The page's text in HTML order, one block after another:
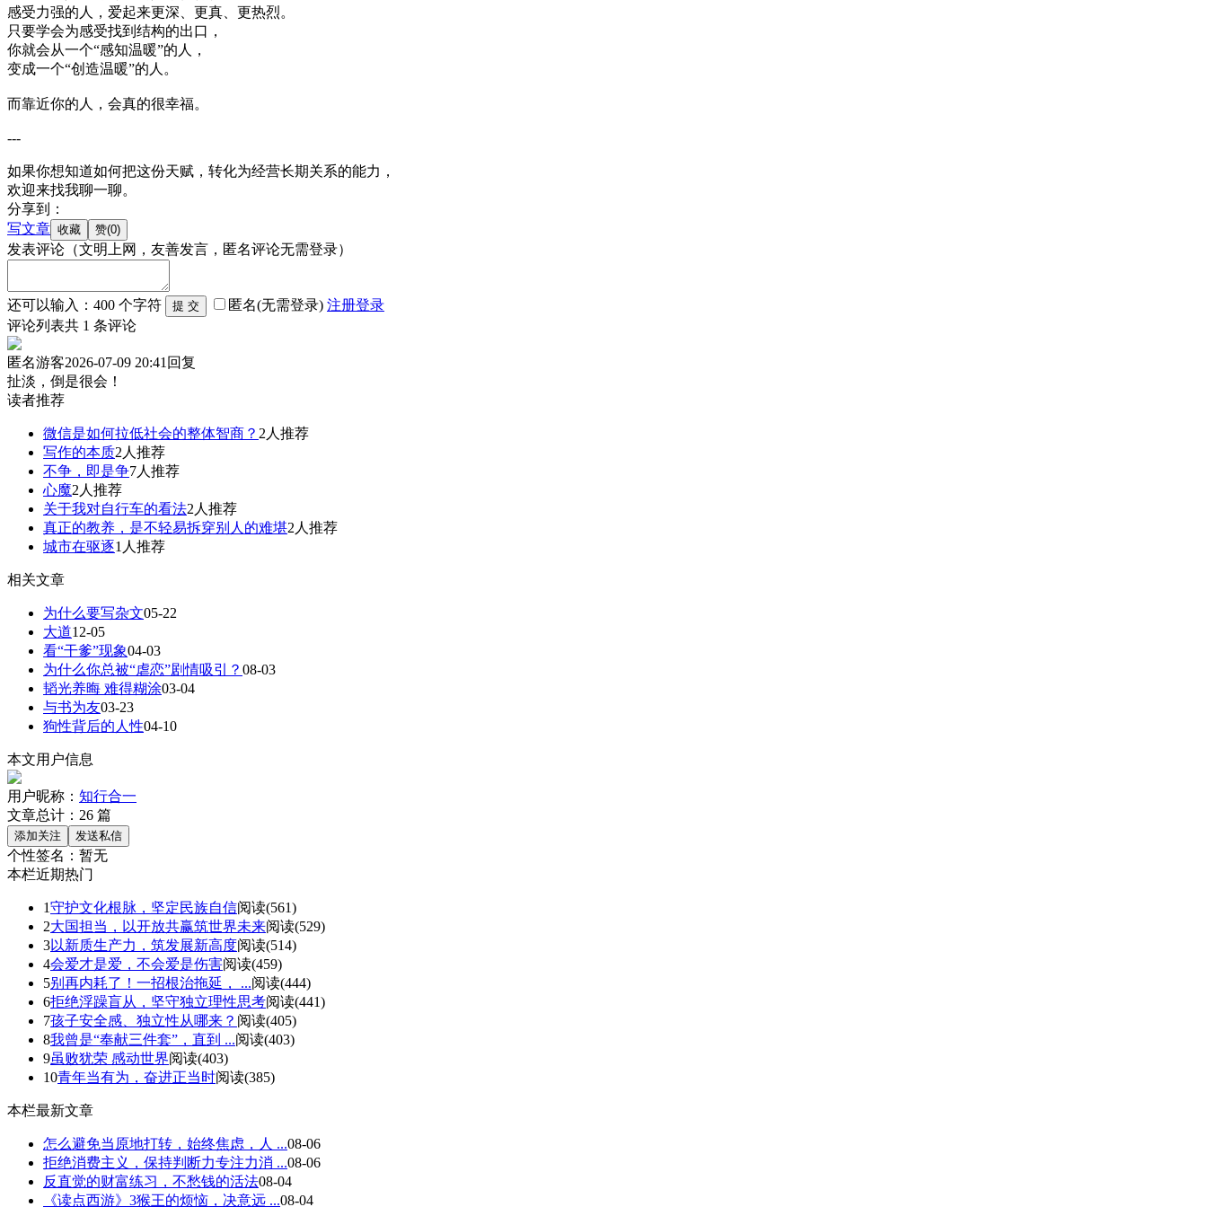
感受力强的人，爱起来更深、更真、更热烈。
只要学会为感受找到结构的出口，
你就会从一个“感知温暖”的人，
变成一个“创造温暖”的人。
而靠近你的人，会真的很幸福。
---
如果你想知道如何把这份天赋，转化为经营长期关系的能力，
欢迎来找我聊一聊。
分享到：
写文章
发表评论 （文明上网，友善发言，匿名评论无需登录）
还可以输入： 400 个字符 匿名(无需登录) 注册登录
评论列表共 1 条评论
匿名游客2026-07-09 20:41 回复
扯淡，倒是很会！
读者推荐
微信是如何拉低社会的整体智商？ 2人推荐
写作的本质2人推荐
不争，即是争7人推荐
心魔2人推荐
关于我对自行车的看法2人推荐
真正的教养，是不轻易拆穿别人的难堪2人推荐
城市在驱逐1人推荐
相关文章
为什么要写杂文05-22
大道12-05
看“干爹”现象04-03
为什么你总被“虐恋”剧情吸引？ 08-03
韬光养晦 难得糊涂03-04
与书为友03-23
狗性背后的人性04-10
本文用户信息
用户昵称： 知行合一
文章总计： 26 篇
个性签名： 暂无
本栏近期热门
1守护文化根脉，坚定民族自信阅读(561)
2大国担当，以开放共赢筑世界未来阅读(529)
3以新质生产力，筑发展新高度阅读(514)
4会爱才是爱，不会爱是伤害阅读(459)
5别再内耗了！一招根治拖延， ...阅读(444)
6拒绝浮躁盲从，坚守独立理性思考阅读(441)
7孩子安全感、独立性从哪来？ 阅读(405)
8我曾是“奉献三件套”，直到 ...阅读(403)
9虽败犹荣 感动世界阅读(403)
10青年当有为，奋进正当时阅读(385)
本栏最新文章
怎么避免当原地打转，始终焦虑，人 ...08-06
拒绝消费主义，保持判断力专注力消 ...08-06
反直觉的财富练习，不愁钱的活法08-04
《读点西游》3猴王的烦恼，决意远 ...08-04